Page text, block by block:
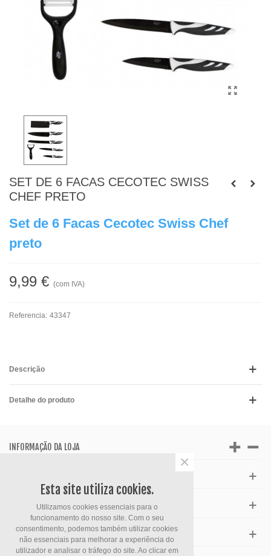
SET DE 6 FACAS CECOTEC SWISS
CHEF PRETO
Set de 6 Facas Cecotec Swiss Chef
preto
9,99 € (com IVA)
Referencia: 43347
Descrição
Detalhe do produto
INFORMAÇÃO DA LOJA
HORÁRIO
FACEBOOK
Esta site utiliza cookies.
Utilizamos cookies essenciais para o
funcionamento do nosso site. Com o seu
consentimento, podemos também utilizar cookies
não essenciais para melhorar a experiência do
utilizador e analisar o tráfego do site. Ao clicar em
×